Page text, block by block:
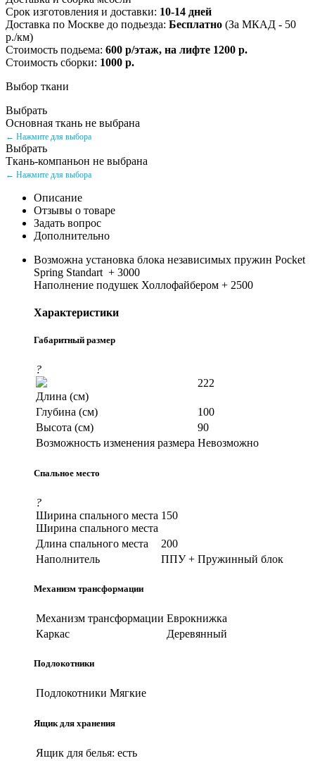
Срок изготовления и доставки: 10-14 дней
Доставка по Москве до подьезда: Бесплатно (За МКАД - 50
р./км)
Стоимость подьема: 600 р/этаж, на лифте 1200 р.
Стоимость сборки: 1000 р.
Выбор ткани
Выбрать
Основная ткань не выбрана
← Нажмите для выбора
Выбрать
Ткань-компаньон не выбрана
← Нажмите для выбора
Описание
Отзывы о товаре
Задать вопрос
Дополнительно
Возможна установка блока независимых пружин Pocket
Spring Standart + 3000
Наполнение подушек Холлофайбером + 2500
Характеристики
Габаритный размер
?
Длина (см)
222
Глубина (см)
100
Высота (см)
90
Возможность изменения размера Невозможно
Спальное место
?
Ширина спального места
Ширина спального места
150
Длина спального места
200
Наполнитель
ППУ + Пружинный блок
Механизм трансформации
Механизм трансформации Еврокнижка
Каркас
Деревянный
Подлокотники
Подлокотники Мягкие
Ящик для хранения
Ящик для белья: есть